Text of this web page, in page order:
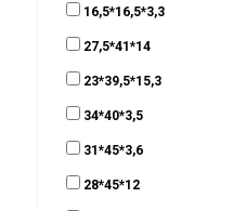
16,5*16,5*3,3
27,5*41*14
23*39,5*15,3
34*40*3,5
31*45*3,6
28*45*12